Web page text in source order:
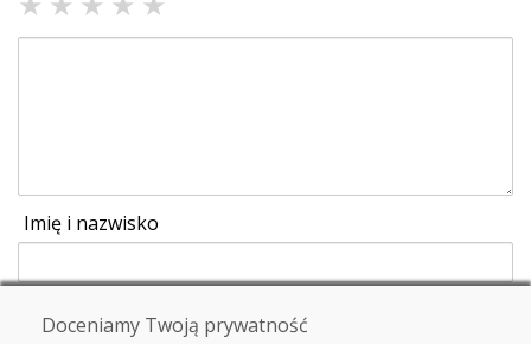
Imię i nazwisko
Doceniamy Twoją prywatność